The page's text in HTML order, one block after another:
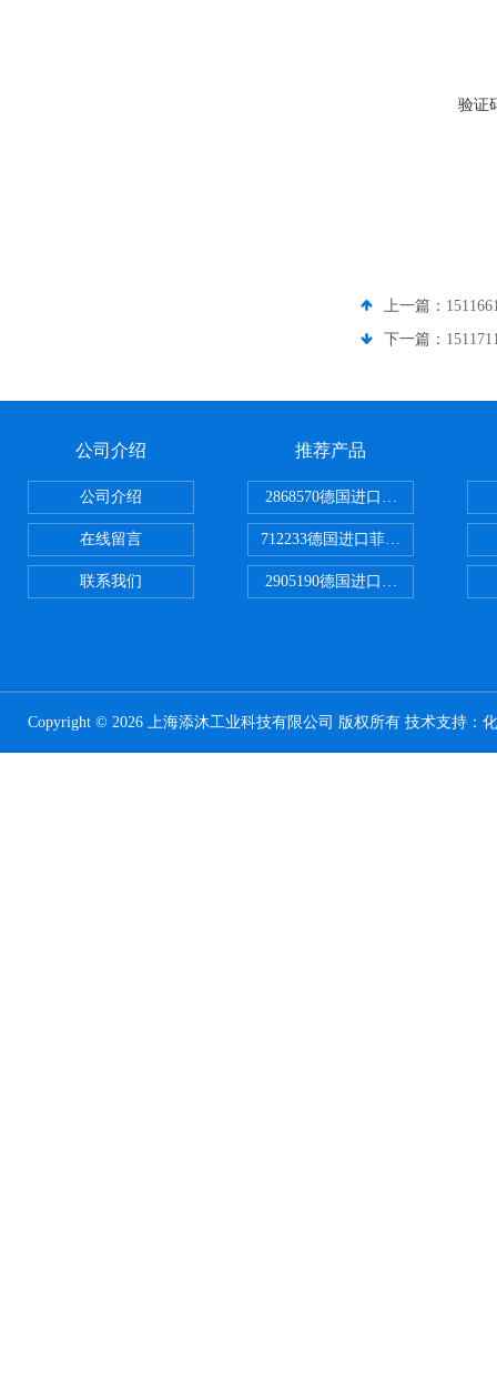
验证
上一篇：
下一篇：
公司介绍
公司介绍
在线留言
联系我们
推荐产品
2868570德国进口菲尼克斯电源
712233德国进口菲尼克斯断路器
2905190德国进口菲尼克斯继电器
Copyright © 2026 上海添沐工业科技有限公司 版权所有 技术支持：